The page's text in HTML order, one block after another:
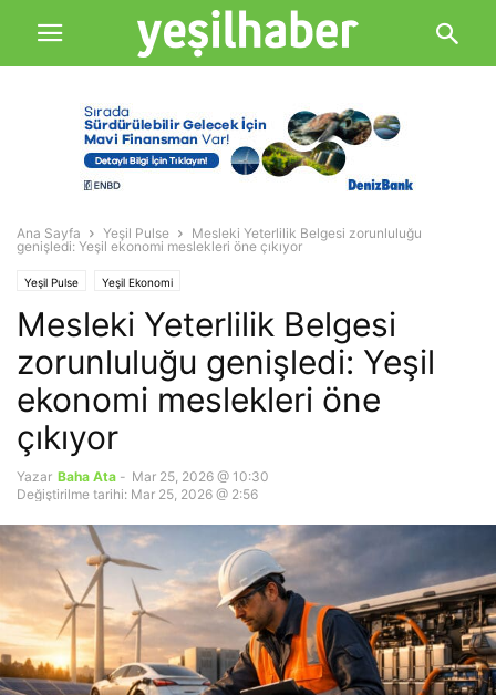
Ana Sayfa Yeşil Pulse
Mesleki Yeterlilik Belgesi zorunluluğu
genişledi: Yeşil ekonomi meslekleri öne çıkıyor
Yeşil Pulse Yeşil Ekonomi
Mesleki Yeterlilik Belgesi
zorunluluğu genişledi: Yeşil
ekonomi meslekleri öne
çıkıyor
Yazar Baha Ata - Mar 25, 2026 @ 10:30
Değiştirilme tarihi: Mar 25, 2026 @ 2:56